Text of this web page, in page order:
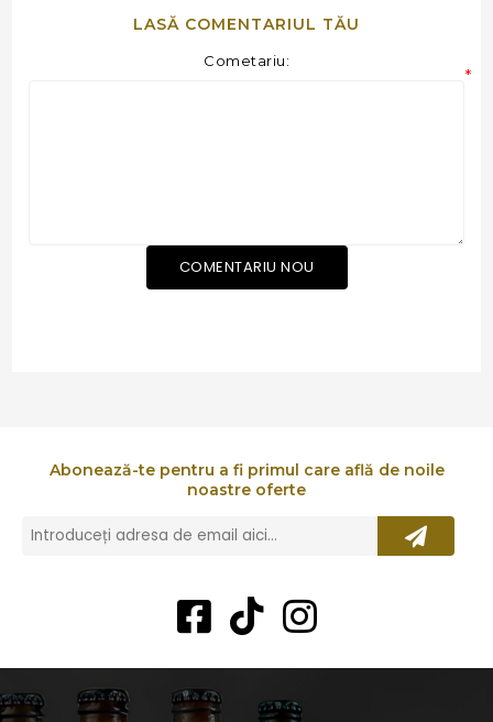
LASĂ COMENTARIUL TĂU
Cometariu:
*
COMENTARIU NOU
Abonează-te pentru a fi primul care află de noile
noastre oferte